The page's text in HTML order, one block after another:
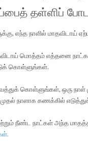
தள்ளிப்
எந்த நாளில் மாதவிடாய்
மொத்தம் எத்தனை
கொள்ளுங்கள்.
கொள்ளுங்கள், ஒரு நாள்
முதல் நாளாக கணக்கில்
நீண்ட நாட்கள் அந்த